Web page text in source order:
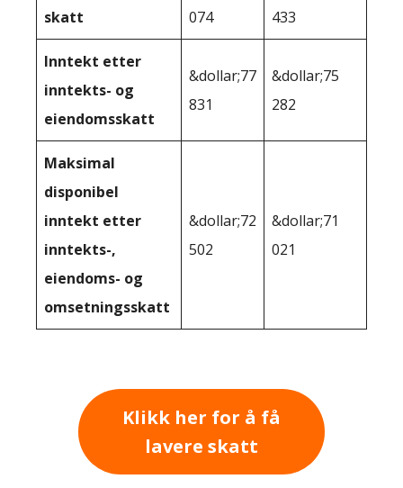
skatt
074
433
Inntekt etter
inntekts- og
eiendomsskatt
&dollar;77
831
&dollar;75
282
Maksimal
disponibel
inntekt etter
inntekts-,
eiendoms- og
omsetningsskatt
&dollar;72
502
&dollar;71
021
Klikk her for å få
lavere skatt